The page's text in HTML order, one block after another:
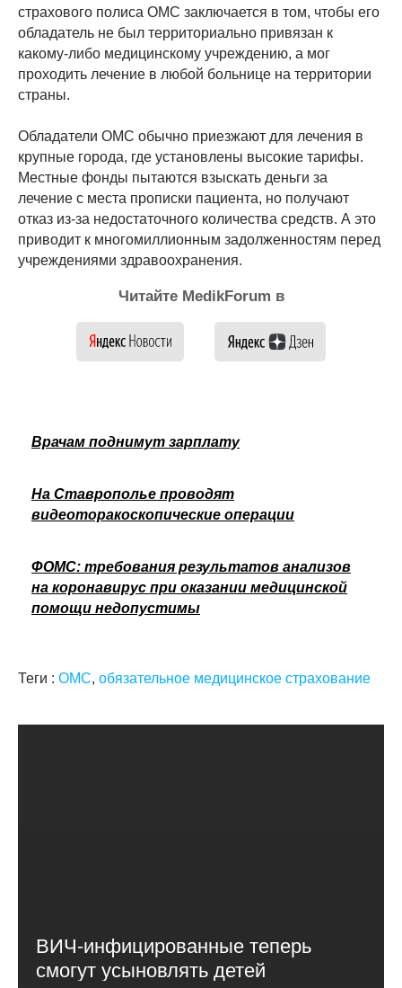
страхового полиса ОМС заключается в том, чтобы его
обладатель не был территориально привязан к
какому-либо медицинскому учреждению, а мог
проходить лечение в любой больнице на территории
страны.
Обладатели ОМС обычно приезжают для лечения в
крупные города, где установлены высокие тарифы.
Местные фонды пытаются взыскать деньги за
лечение с места прописки пациента, но получают
отказ из-за недостаточного количества средств. А это
приводит к многомиллионным задолженностям перед
учреждениями здравоохранения.
Читайте MedikForum в
Врачам поднимут зарплату
На Ставрополье проводят
видеоторакоскопические операции
ФОМС: требования результатов анализов
на коронавирус при оказании медицинской
помощи недопустимы
Теги : ОМС, обязательное медицинское страхование
ВИЧ-инфицированные теперь
смогут усыновлять детей